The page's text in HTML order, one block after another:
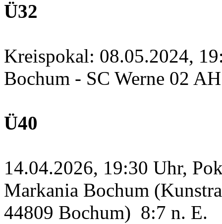
Ü32
Kreispokal: 08.05.2024,
Bochum - SC Werne 02
Ü40
14.04.2026, 19:30 Uhr,
Markania Bochum
44809 Bochum) 8:7 n. E.